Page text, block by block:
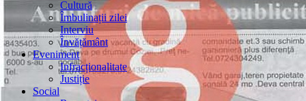
Cultură
Îmbulinații zilei
Interviu
Învățământ
Eveniment
Infracționalitate
Justiție
Social